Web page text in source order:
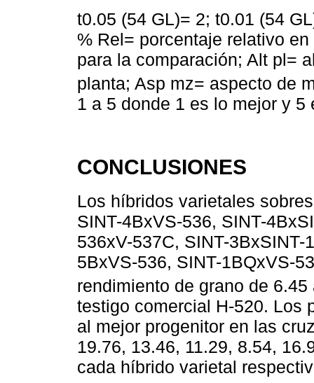
t0.05 (54 GL)= 2; t0.01 (54
% Rel= porcentaje relativo
para la comparación; Alt pl=
planta; Asp mz= aspecto de
1 a 5 donde 1 es lo mejor y 5
CONCLUSIONES
Los híbridos varietales
SINT-4BxVS-536, SINT-
536xV-537C, SINT-
5BxVS-536, SINT-1BQxVS-
rendimiento de grano de 6.45
testigo comercial H-520. Los
al mejor progenitor en las
19.76, 13.46, 11.29, 8.54,
cada híbrido varietal